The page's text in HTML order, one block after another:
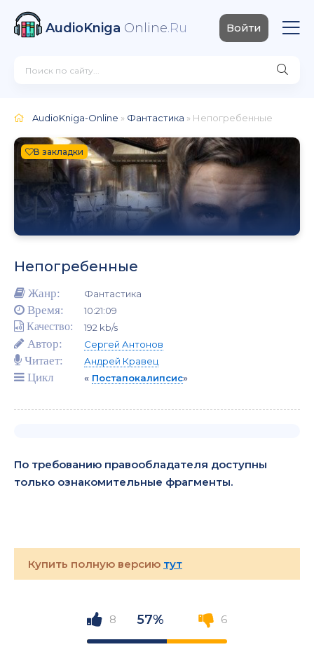
AudioKniga Online.Ru Войти
AudioKniga-Online » Фантастика » Непогребенные
В закладки
Непогребенные
Жанр: Фантастика
Время: 10:21:09
Качество: 192 kb/s
Автор: Сергей Антонов
Читает: Андрей Кравец
Цикл « Постапокалипсис»
По требованию правообладателя доступны
только ознакомительные фрагменты.
Купить полную версию тут
8 57% 6